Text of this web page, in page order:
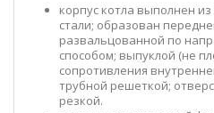
корпус котла выполнен
стали; образован
развальцованной по
способом; выпуклой (не
сопротивления
трубной решеткой;
резкой.